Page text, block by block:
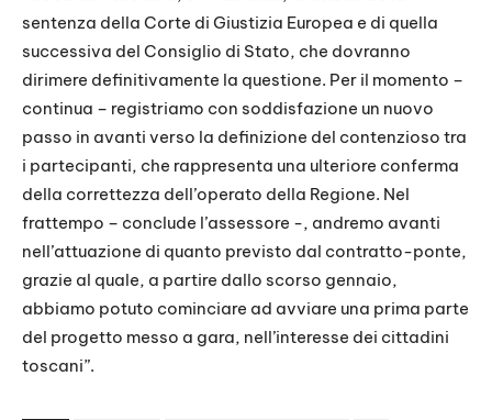
sentenza della Corte di Giustizia Europea e di quella
successiva del Consiglio di Stato, che dovranno
dirimere definitivamente la questione. Per il momento –
continua – registriamo con soddisfazione un nuovo
passo in avanti verso la definizione del contenzioso tra
i partecipanti, che rappresenta una ulteriore conferma
della correttezza dell’operato della Regione. Nel
frattempo – conclude l’assessore -, andremo avanti
nell’attuazione di quanto previsto dal contratto-ponte,
grazie al quale, a partire dallo scorso gennaio,
abbiamo potuto cominciare ad avviare una prima parte
del progetto messo a gara, nell’interesse dei cittadini
toscani”.